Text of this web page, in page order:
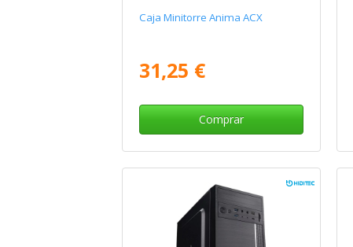
Caja Minitorre Anima ACX
31,25 €
Comprar